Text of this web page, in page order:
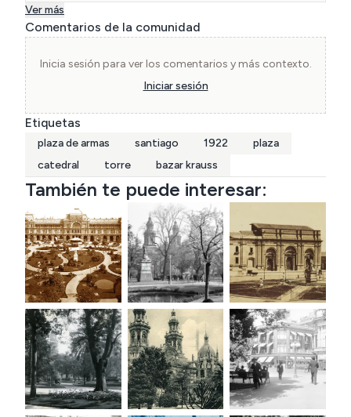
Ver más
Comentarios de la comunidad
Inicia sesión para ver los comentarios y más contexto.
Iniciar sesión
Etiquetas
plaza de armas santiago 1922
plaza
catedral
torre bazar krauss
También te puede interesar: